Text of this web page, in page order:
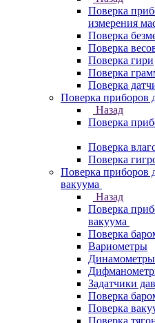
Поверка
измерения
Поверка
Поверка
Поверка гири
Поверка
Поверка
Поверка приборов
Назад
Поверка
Поверка
Поверка
Поверка приборов
вакуума
Назад
Поверка
вакуума
Поверка
Вариометры
Динамометры
Задатчики
Поверка
Поверка
Поверка